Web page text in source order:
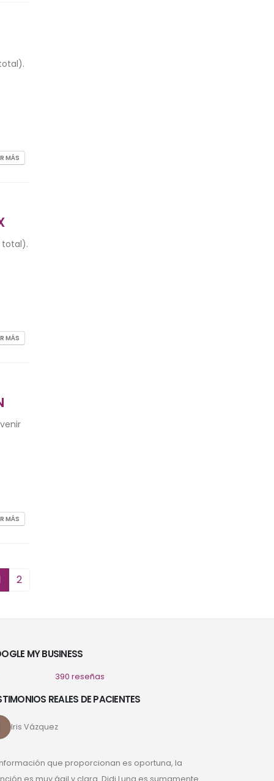
MÁS
total).
MÁS
MÁS
2
MY BUSINESS
390 reseñas
REALES DE PACIENTES
Iris Vázquez
que proporcionan es oportuna, la
es muy ágil y clara. Didi Luna es sumamente